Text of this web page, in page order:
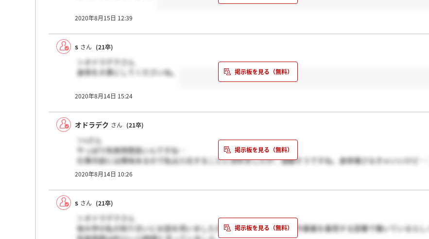
2020年8月15日 12:39
s さん (21卒)
＞オドラデクさん
身体を大事にしてくださいね。
2020年8月14日 15:24
オドラデク さん (21卒)
＞sさん
やっぱり拘束時間長いんですね…
仕事内容には興味あるので私は入社することに決めましたが、過酷そうですね。身体壊さなきゃいいけど…
2020年8月14日 10:26
s さん (21卒)
＞オドラデクさん
他大学の私の知り合いにお話を伺いましたが、私の知り合いの方は作業着を着用する部署で働いているらしく